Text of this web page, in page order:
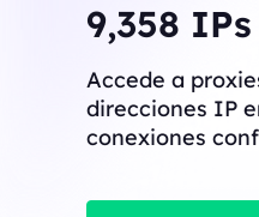
9,367IPs
Accede a
direcciones IP
conexiones